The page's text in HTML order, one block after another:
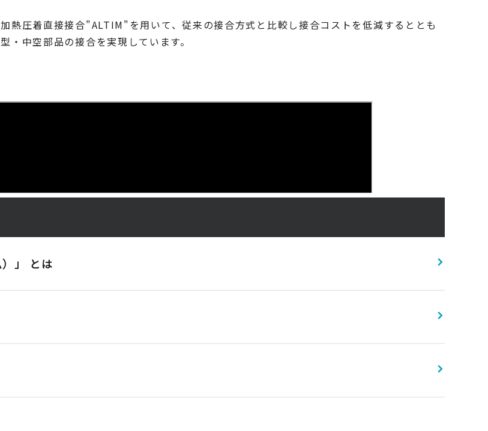
熱圧着直接接合"ALTIM"を用いて、従来の接合方式と比較し接合コストを低減するととも
・中空部品の接合を実現しています。
」 とは